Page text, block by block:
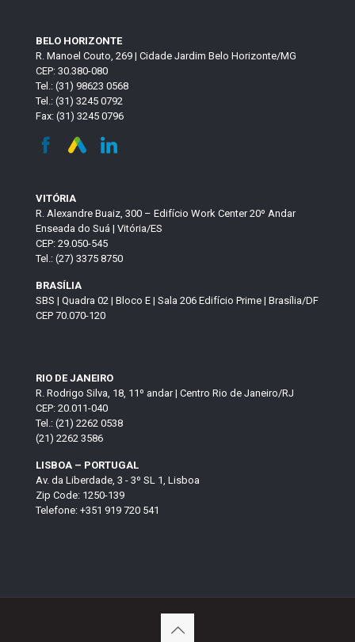
BELO HORIZONTE
R. Manoel Couto, 269 | Cidade Jardim Belo Horizonte/MG
CEP: 30.380-080
Tel.: (31) 98623 0568
Tel.: (31) 3245 0792
Fax: (31) 3245 0796
VITÓRIA
R. Alexandre Buaiz, 300 – Edifício Work Center 20º Andar
Enseada do Suá | Vitória/ES
CEP: 29.050-545
Tel.: (27) 3375 8750
BRASÍLIA
SBS | Quadra 02 | Bloco E | Sala 206 Edifício Prime | Brasília/DF
CEP 70.070-120
RIO DE JANEIRO
R. Rodrigo Silva, 18, 11º andar | Centro Rio de Janeiro/RJ
CEP: 20.011-040
Tel.: (21) 2262 0538
(21) 2262 3586
LISBOA – PORTUGAL
Av. da Liberdade, 3 - 3º SL 1, Lisboa
Zip Code: 1250-139
Telefone: +351 919 720 541